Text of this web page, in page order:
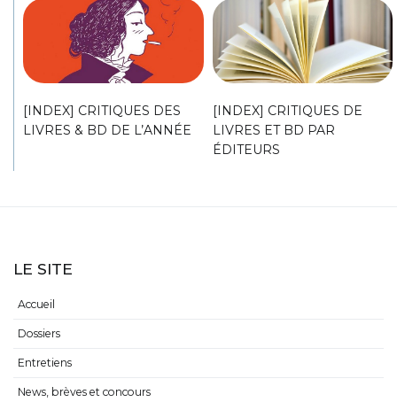
[INDEX] CRITIQUES DES
LIVRES & BD DE L’ANNÉE
[INDEX] CRITIQUES DE
LIVRES ET BD PAR
ÉDITEURS
LE SITE
Accueil
Dossiers
Entretiens
News, brèves et concours